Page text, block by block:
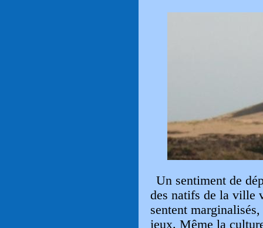
Un sentiment de
des natifs de la ville
sentent
jeux. Même la